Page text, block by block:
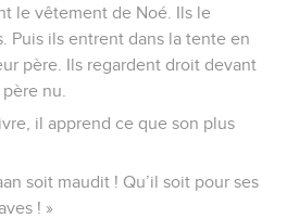
le vêtement de Noé. Ils le
Puis ils entrent dans la tente en
père. Ils regardent droit devant
nu.
il apprend ce que son plus
soit maudit ! Qu’il soit pour ses
! »